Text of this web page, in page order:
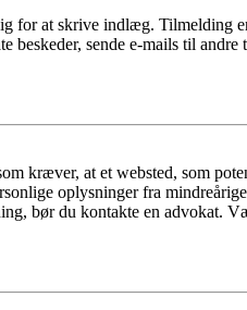
for at skrive indlæg. Tilmelding
sende e-mails til andre
kræver, at et websted, som
oplysninger fra
bør du kontakte en advokat.